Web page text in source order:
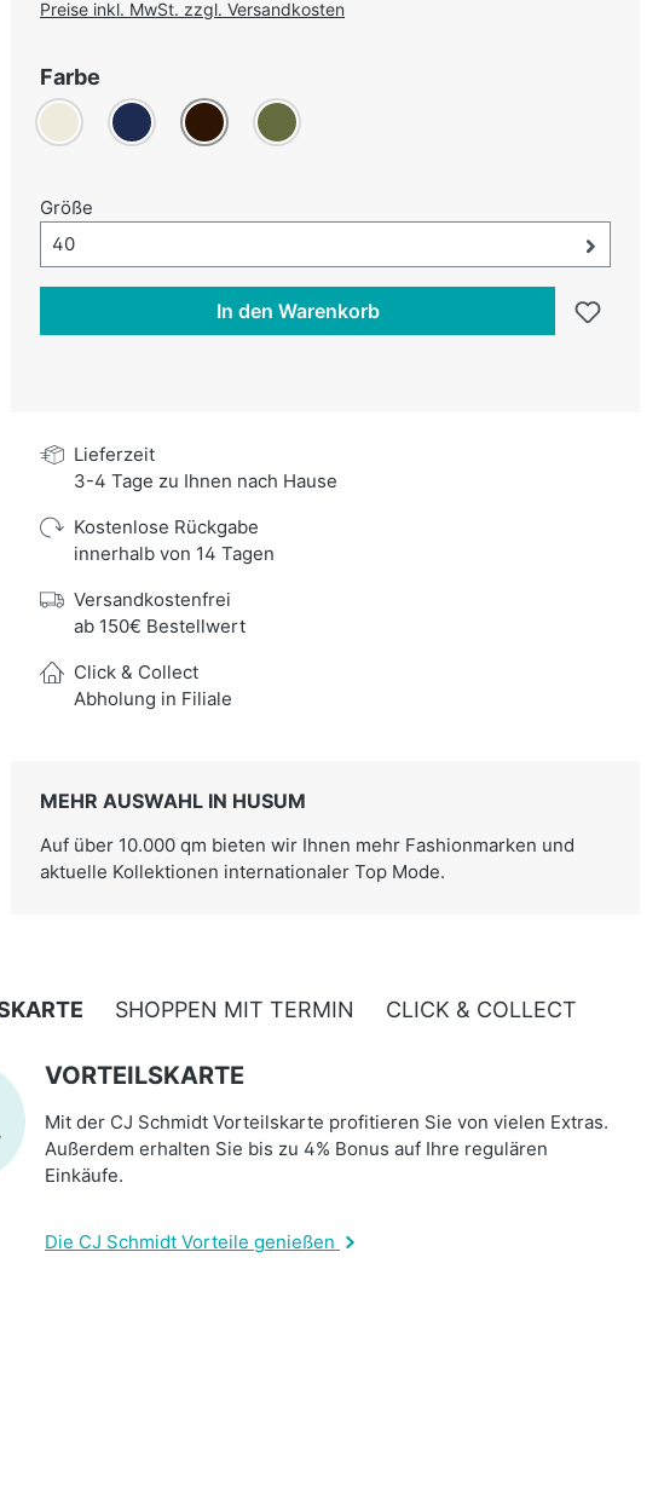
Preise inkl. MwSt. zzgl. Versandkosten
Farbe
Creme DunkelblauDunkelbraun
Oliv
Größe
Größe-Auswahl öffnen, aktuell ausgewählt:
40
In den Warenkorb
Lieferzeit
3-4 Tage zu Ihnen nach Hause
Kostenlose Rückgabe
innerhalb von 14 Tagen
Versandkostenfrei
ab 150€ Bestellwert
Click & Collect
Abholung in Filiale
MEHR AUSWAHL IN HUSUM
Auf über 10.000 qm bieten wir Ihnen mehr Fashionmarken und
aktuelle Kollektionen internationaler Top Mode.
SHOPPEN MIT TERMIN CLICK & COLLECT
VORTEILSKARTE
Mit der CJ Schmidt Vorteilskarte profitieren Sie von vielen Extras.
Außerdem erhalten Sie bis zu 4% Bonus auf Ihre regulären
Einkäufe.
Die CJ Schmidt Vorteile genießen